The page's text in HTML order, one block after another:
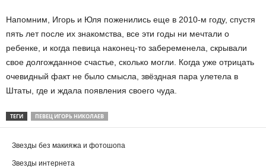
Напомним, Игорь и Юля поженились еще в 2010-м году, спустя
пять лет после их знакомства, все эти годы ни мечтали о
ребенке, и когда певица наконец-то забеременела, скрывали
свое долгожданное счастье, сколько могли. Когда уже отрицать
очевидный факт не было смысла, звёздная пара улетела в
Штаты, где и ждала появления своего чуда.
ТЕГИ ПЕВЕЦ ИГОРЬ НИКОЛАЕВ
Звезды без макияжа и фотошопа
Звезды интернета